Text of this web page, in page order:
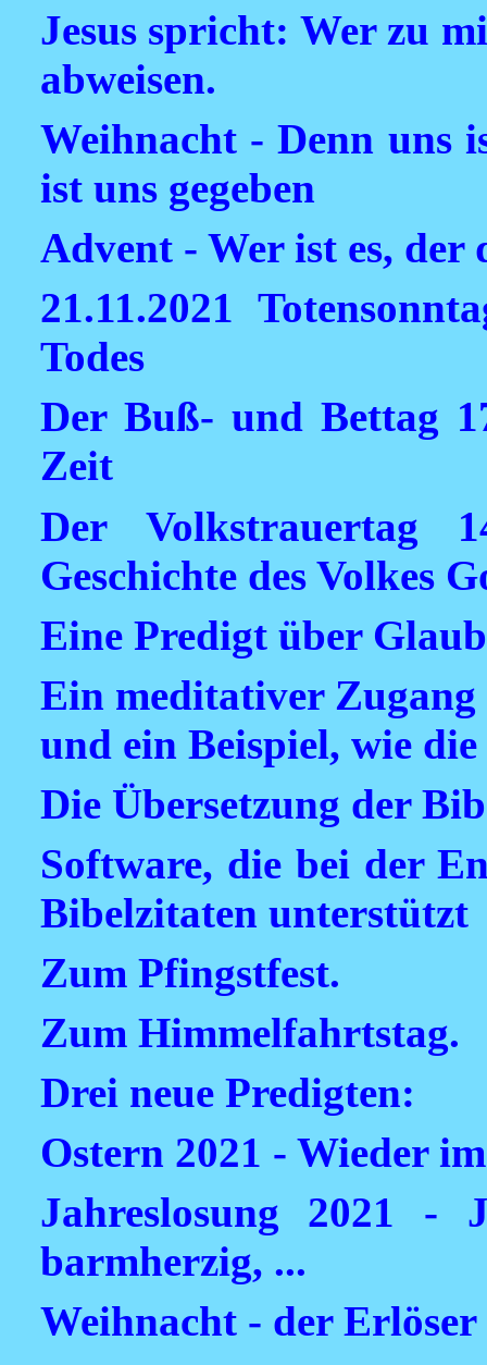
Jesus spricht: Wer zu
abweisen.
Weihnacht - Denn uns
ist uns gegeben
Advent - Wer ist es, der
21.11.2021
Todes
Der Buß- und Bettag
Zeit
Der Volkstrauertag
Geschichte des Volkes
Eine Predigt über
Ein meditativer
und ein Beispiel, wie
Die Übersetzung der
Software, die bei der
Bibelzitaten unterstützt
Zum Pfingstfest.
Zum Himmelfahrtstag.
Drei neue Predigten:
Ostern 2021 - Wieder
Jahreslosung 2021 -
barmherzig, ...
Weihnacht - der Erlöser